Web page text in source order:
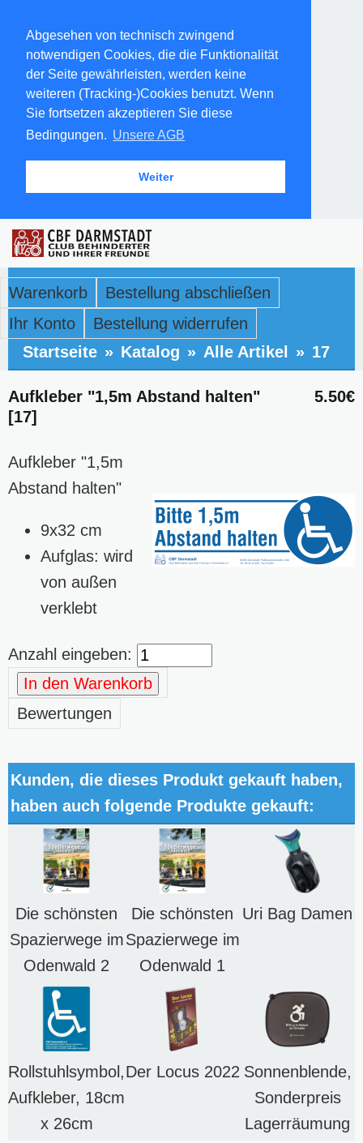
Abgesehen von technisch zwingend
notwendigen Cookies, die die Funktionalität
der Seite gewährleisten, werden keine
weiteren (Tracking-)Cookies benutzt. Wenn
Sie fortsetzen akzeptieren Sie diese
Bedingungen. Unsere AGB
Weiter
Warenkorb
Bestellung abschließen
Ihr Konto
Bestellung widerrufen
Startseite » Katalog » Alle Artikel » 17
5.50€
Aufkleber "1,5m Abstand halten"
[17]
Aufkleber "1,5m
Abstand halten"
9x32 cm
Aufglas: wird
von außen
verklebt
Anzahl eingeben:
In den Warenkorb
Bewertungen
Kunden, die dieses Produkt gekauft haben,
haben auch folgende Produkte gekauft:
Die schönsten
Spazierwege im
Odenwald 2
Die schönsten
Spazierwege im
Odenwald 1
Uri Bag Damen
Rollstuhlsymbol,
Aufkleber, 18cm
x 26cm
Der Locus 2022 Sonnenblende,
Sonderpreis
Lagerräumung